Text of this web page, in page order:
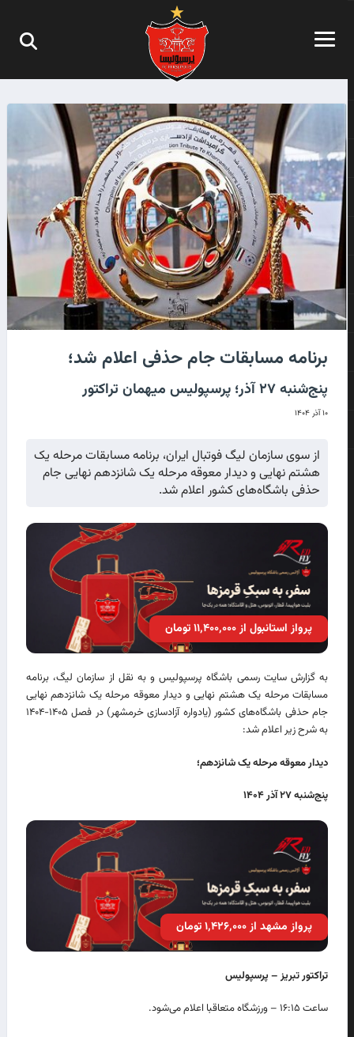
برنامه مسابقات جام حذفی اعلام شد؛
پنج‌شنبه ۲۷ آذر؛ پرسپولیس میهمان تراکتور
۱۰ آذر ۱۴۰۴
از سوی سازمان لیگ فوتبال ایران، برنامه مسابقات مرحله یک
هشتم نهایی و دیدار معوقه مرحله یک شانزدهم نهایی جام
حذفی باشگاه‌های کشور اعلام شد.
پرواز استانبول از ۱۱٬۴۰۰٬۰۰۰ تومان
به گزارش سایت رسمی باشگاه پرسپولیس و به نقل از سازمان لیگ، برنامه
مسابقات مرحله یک هشتم نهایی و دیدار معوقه مرحله یک شانزدهم نهایی
جام حذفی باشگاه‌های کشور (یادواره آزادسازی خرمشهر) در فصل ۱۴۰۵-۱۴۰۴
به شرح زیر اعلام شد:
دیدار معوقه مرحله یک شانزدهم؛
پنج‌شنبه۲۷آذر ۱۴۰۴
پرواز مشهد از ۱٬۴۲۶٬۰۰۰ تومان
تراکتور تبریز – پرسپولیس
ساعت ۱۶:۱۵ – ورزشگاه متعاقبا اعلام می‌شود.